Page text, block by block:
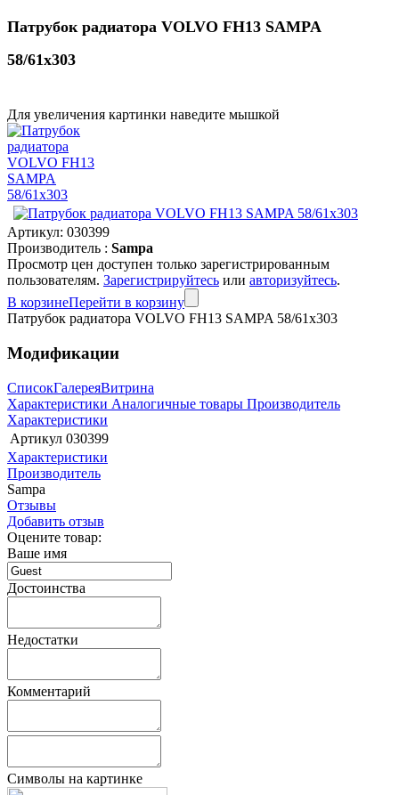
Патрубок радиатора VOLVO FH13 SAMPA
58/61x303
Для увеличения картинки наведите мышкой
Артикул: 030399
Производитель : Sampa
Просмотр цен доступен только зарегистрированным
пользователям. Зарегистрируйтесь или авторизуйтесь.
В корзинеПерейти в корзину
Патрубок радиатора VOLVO FH13 SAMPA 58/61x303
Модификации
СписокГалереяВитрина
Характеристики Аналогичные товары Производитель
Характеристики
Артикул 030399
Характеристики
Производитель
Sampa
Отзывы
Добавить отзыв
Оцените товар:
Ваше имя
Достоинства
Недостатки
Комментарий
Символы на картинке